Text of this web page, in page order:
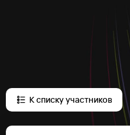
К списку участников